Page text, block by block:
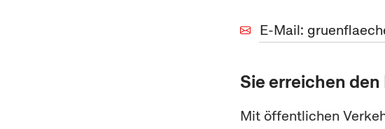
E-Mail:
Sie erreichen
Mit öffentlichen